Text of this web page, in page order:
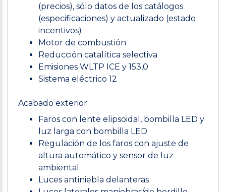
(precios), sólo datos de los catálogos
(especificaciones) y actualizado (estado
incentivos)
Motor de combustión
Reducción catalítica selectiva
Emisiones WLTP ICE y 153,0
Sistema eléctrico 12
Acabado exterior
Faros con lente elipsoidal, bombilla LED y
luz larga con bombilla LED
Regulación de los faros con ajuste de
altura automático y sensor de luz
ambiental
Luces antiniebla delanteras